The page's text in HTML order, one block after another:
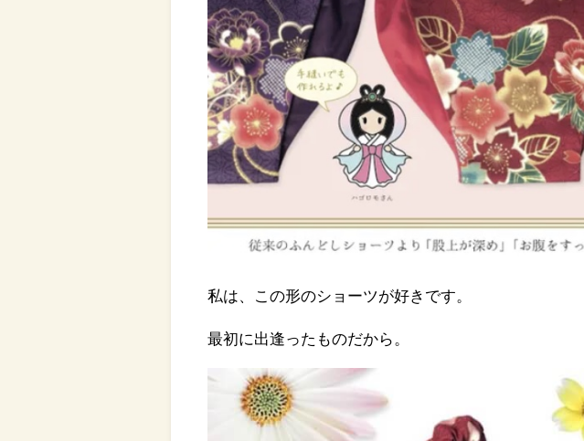
私は、この形のショーツが好きです。
最初に出逢ったものだから。